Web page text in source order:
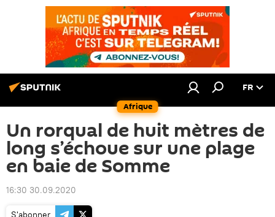
Afrique
FR
Un rorqual de huit mètres de
long s’échoue sur une plage
en baie de Somme
16:30 30.09.2020
S'abonner